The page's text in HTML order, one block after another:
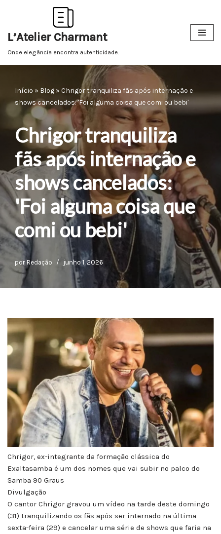
para
o
L’Atelier Charmant
Onde elegância encontra autenticidade.
Início » Blog » Chrigor tranquiliza fãs após internação e
shows cancelados: 'Foi alguma coisa que comi ou bebi'
Chrigor tranquiliza
fãs após internação e
shows cancelados:
'Foi alguma coisa que
comi ou bebi'
por Redação junho 1, 2026
Chrigor, ex-integrante da formação clássica do
Exaltasamba é um dos nomes que vai subir no palco do
Samba 90 Graus
Divulgação
O cantor Chrigor gravou um vídeo na tarde deste domingo
(31) tranquilizando os fãs após ser internado na última
sexta-feira (29) e cancelar uma série de shows que faria na